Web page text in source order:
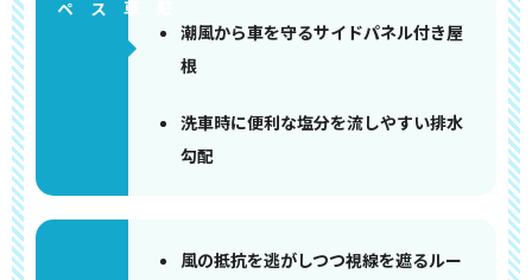
潮風から車を守るサイドパネル付き屋
根
洗車時に便利な塩分を流しやすい排水
勾配
風の抵抗を逃がしつつ視線を遮るルー